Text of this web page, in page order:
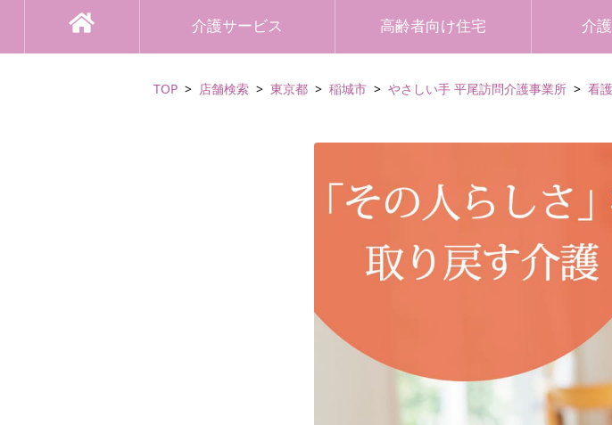
介護サービス 高齢者向け住宅 介
TOP 店舗検索 東京都 稲城市 やさしい手 平尾訪問介護事業所 看